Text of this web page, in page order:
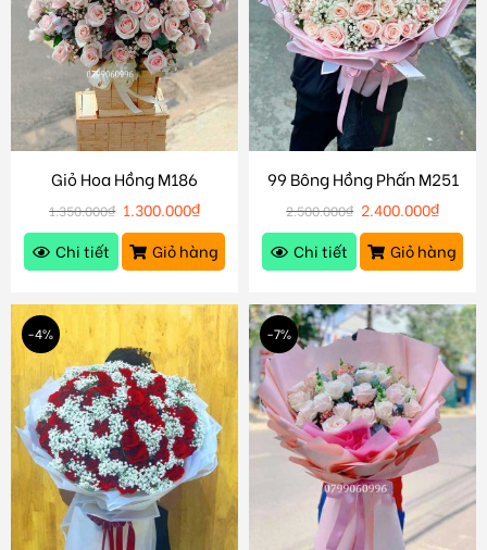
Giỏ Hoa Hồng M186
1.350.000₫ 1.300.000₫
Chi tiết
Giỏ hàng
99 Bông Hồng Phấn M251
2.500.000₫ 2.400.000₫
Chi tiết
Giỏ hàng
-4% -7%